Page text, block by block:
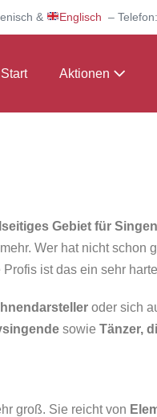
& Englisch –
Start Aktionen
Gebiet für
Wer hat nicht schon
ist das ein sehr
oder sich
sowie Tänzer,
groß. Sie reicht von